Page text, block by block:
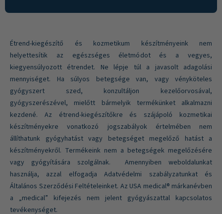
Étrend-kiegészítő és kozmetikum készítményeink nem
helyettesítik az egészséges életmódot és a vegyes,
kiegyensúlyozott étrendet. Ne lépje túl a javasolt adagolási
mennyiséget. Ha súlyos betegsége van, vagy vényköteles
gyógyszert szed, konzultáljon kezelőorvosával,
gyógyszerészével, mielőtt bármelyik termékünket alkalmazni
kezdené. Az étrend-kiegészítőkre és szájápoló kozmetikai
készítményekre vonatkozó jogszabályok értelmében nem
állíthatunk gyógyhatást vagy betegséget megelőző hatást a
készítményekről. Termékeink nem a betegségek megelőzésére
vagy gyógyítására szolgálnak. Amennyiben weboldalunkat
használja, azzal elfogadja Adatvédelmi szabályzatunkat és
Általános Szerződési Feltételeinket. Az USA medical® márkanévben
a „medical” kifejezés nem jelent gyógyászattal kapcsolatos
tevékenységet.